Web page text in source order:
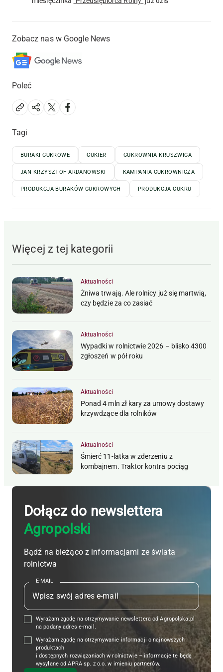
Zobacz nas w Google News
Poleć
Tagi
BURAKI CUKROWE CUKIER CUKROWNIA KRUSZWICA
JAN KRZYSZTOF ARDANOWSKI KAMPANIA CUKROWNICZA
PRODUKCJA BURAKÓW CUKROWYCH PRODUKCJA CUKRU
Więcej z tej kategorii
Aktualności
Żniwa trwają. Ale rolnicy już się martwią,
czy będzie za co zasiać
Aktualności
Wypadki w rolnictwie 2026 – blisko 4300
zgłoszeń w pół roku
Aktualności
Ponad 4 mln zł kary za umowy dostawy
krzywdzące dla rolników
Aktualności
Śmierć 11-latka w zderzeniu z
kombajnem. Traktor kontra pociąg
Dołącz do newslettera
Agropolski
Bądź na bieżąco z informacjami ze świata
rolnictwa
E-MAIL
Wyrażam zgodę na otrzymywanie newslettera od Agropolska.pl
na podany adres e-mail.
Wyrażam zgodę na otrzymywanie informacji o najnowszych
produktach
i dostępnych rozwiązaniach w rolnictwie – informacje te będą
wysyłane od APRA sp. z o.o. w imieniu partnerów.